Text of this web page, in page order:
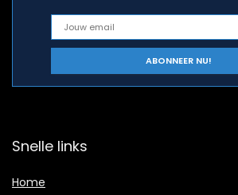
Snelle links
Home